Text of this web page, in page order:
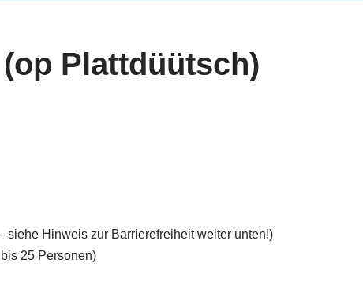
Plattdüütsch)
siehe Hinweis zur Barrierefreiheit weiter unten!)
25 Personen)